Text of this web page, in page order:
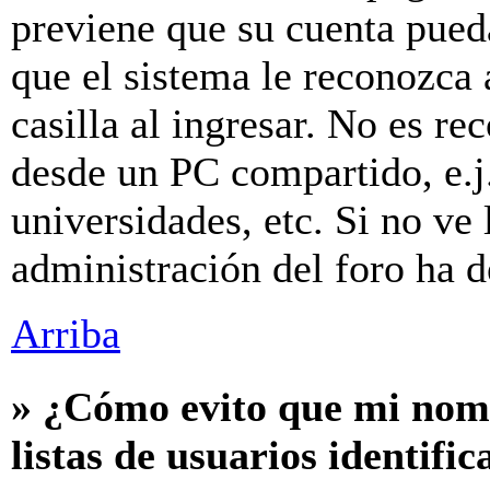
previene que su cuenta
que el sistema le
casilla al ingresar. No es
desde un PC compartido,
universidades, etc. Si no
administración del foro ha
Arriba
» ¿Cómo evito que mi
listas de usuarios